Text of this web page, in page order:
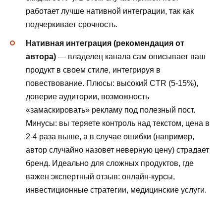
работает лучше нативной интеграции, так как
подчеркивает срочность.
Нативная интеграция (рекомендация от
автора) — владелец канала сам описывает ваш
продукт в своем стиле, интегрируя в
повествование. Плюсы: высокий CTR (5-15%),
доверие аудитории, возможность
«замаскировать» рекламу под полезный пост.
Минусы: вы теряете контроль над текстом, цена в
2-4 раза выше, а в случае ошибки (например,
автор случайно назовет неверную цену) страдает
бренд. Идеально для сложных продуктов, где
важен экспертный отзыв: онлайн-курсы,
инвестиционные стратегии, медицинские услуги.